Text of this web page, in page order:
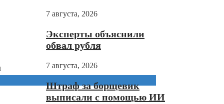
7 августа, 2026
Эксперты объяснили
обвал рубля
7 августа, 2026
Штраф за борщевик
выписали с помощью ИИ